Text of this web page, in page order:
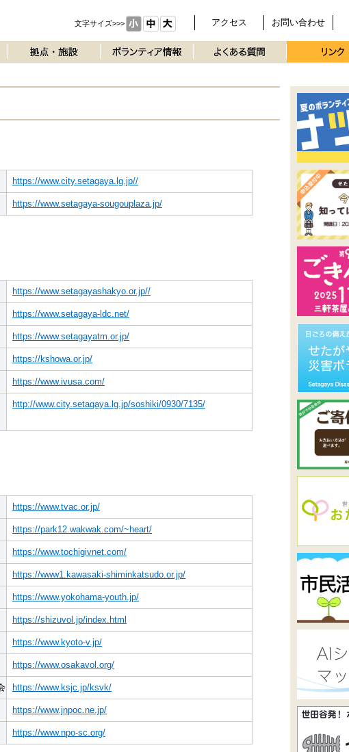
お問い合わせ
アクセス
文字サイズ>>>
https://www.city.setagaya.lg.jp//
https://www.setagaya-sougouplaza.jp/
https://www.setagayashakyo.or.jp//
https://www.setagaya-ldc.net/
https://www.setagayatm.or.jp/
https://kshowa.or.jp/
https://www.ivusa.com/
http://www.city.setagaya.lg.jp/soshiki/0930/7135/
https://www.tvac.or.jp/
https://park12.wakwak.com/~heart/
https://www.tochigivnet.com/
https://www1.kawasaki-shiminkatsudo.or.jp/
https://www.yokohama-youth.jp/
https://shizuvol.jp/index.html
https://www.kyoto-v.jp/
https://www.osakavol.org/
https://www.ksjc.jp/ksvk/
https://www.jnpoc.ne.jp/
https://www.npo-sc.org/